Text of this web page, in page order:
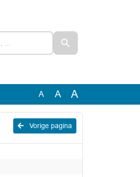
A A A
Vorige pagina